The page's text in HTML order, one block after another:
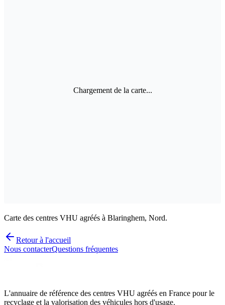
Chargement de la carte...
Carte des centres VHU agréés à Blaringhem, Nord.
Retour à l'accueil
Nous contacterQuestions fréquentes
L'annuaire de référence des centres VHU agréés en France pour le
recyclage et la valorisation des véhicules hors d'usage.